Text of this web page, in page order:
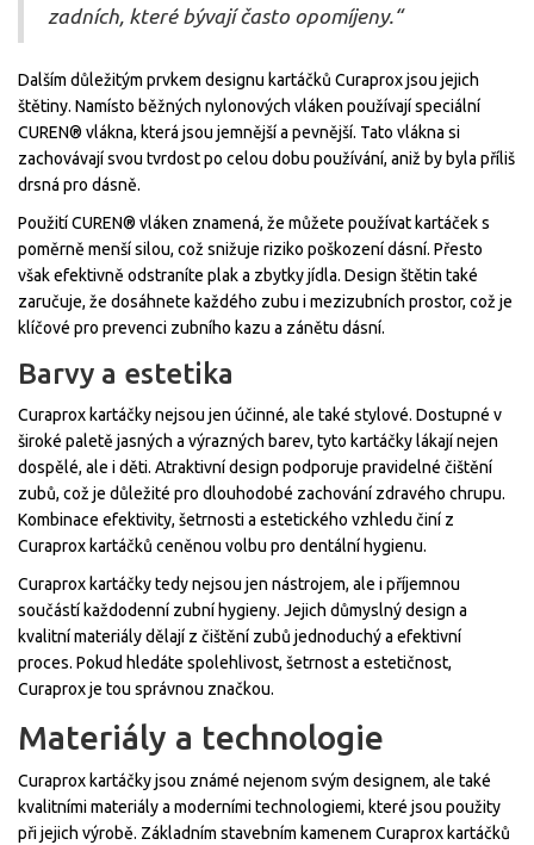
zadních, které bývají často opomíjeny.“
Dalším důležitým prvkem designu kartáčků Curaprox jsou jejich
štětiny. Namísto běžných nylonových vláken používají speciální
CUREN® vlákna, která jsou jemnější a pevnější. Tato vlákna si
zachovávají svou tvrdost po celou dobu používání, aniž by byla příliš
drsná pro dásně.
Použití CUREN® vláken znamená, že můžete používat kartáček s
poměrně menší silou, což snižuje riziko poškození dásní. Přesto
však efektivně odstraníte plak a zbytky jídla. Design štětin také
zaručuje, že dosáhnete každého zubu i mezizubních prostor, což je
klíčové pro prevenci zubního kazu a zánětu dásní.
Barvy a estetika
Curaprox kartáčky nejsou jen účinné, ale také stylové. Dostupné v
široké paletě jasných a výrazných barev, tyto kartáčky lákají nejen
dospělé, ale i děti. Atraktivní design podporuje pravidelné čištění
zubů, což je důležité pro dlouhodobé zachování zdravého chrupu.
Kombinace efektivity, šetrnosti a estetického vzhledu činí z
Curaprox kartáčků ceněnou volbu pro dentální hygienu.
Curaprox kartáčky tedy nejsou jen nástrojem, ale i příjemnou
součástí každodenní zubní hygieny. Jejich důmyslný design a
kvalitní materiály dělají z čištění zubů jednoduchý a efektivní
proces. Pokud hledáte spolehlivost, šetrnost a estetičnost,
Curaprox je tou správnou značkou.
Materiály a technologie
Curaprox kartáčky jsou známé nejenom svým designem, ale také
kvalitními materiály a moderními technologiemi, které jsou použity
při jejich výrobě. Základním stavebním kamenem Curaprox kartáčků